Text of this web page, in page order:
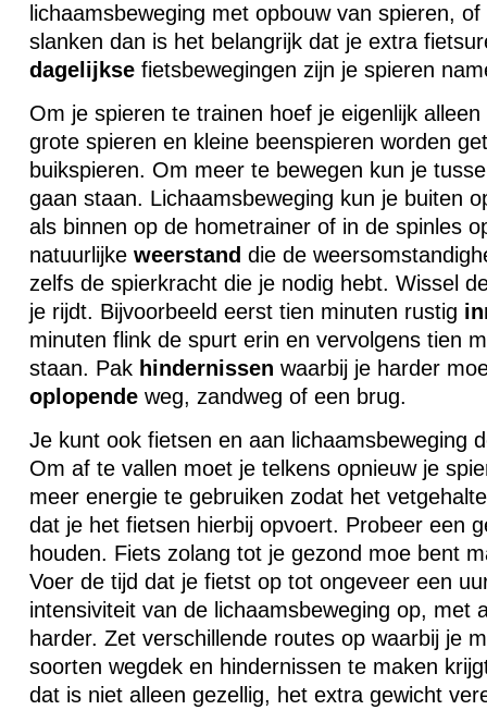
lichaamsbeweging met opbouw van spieren,
slanken dan is het belangrijk dat je extra
dagelijksefietsbewegingen zijn je spieren
Om je spieren te trainen hoef je eigenlijk
grote spieren en kleine beenspieren worden
buikspieren. Om meer te bewegen kun je
gaan staan. Lichaamsbeweging kun je buiten
als binnen op de hometrainer of in de spinles
natuurlijke weerstand die de
zelfs de spierkracht die je nodig hebt. Wissel
je rijdt. Bijvoorbeeld eerst tien minuten rustig
minuten flink de spurt erin en vervolgens tien
staan. Pak hindernissen waarbij je harder
oplopendeweg, zandweg of een brug.
Je kunt ook fietsen en aan lichaamsbeweging
Om af te vallen moet je telkens opnieuw je
meer energie te gebruiken zodat het
dat je het fietsen hierbij opvoert. Probeer een
houden. Fiets zolang tot je gezond moe bent
Voer de tijd dat je fietst op tot ongeveer een
intensiviteit van de lichaamsbeweging op, met
harder. Zet verschillende routes op waarbij je
soorten wegdek en hindernissen te maken
dat is niet alleen gezellig, het extra gewicht